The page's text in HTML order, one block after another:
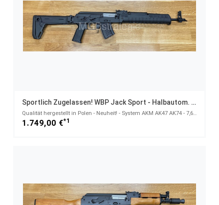
Sportlich Zugelassen! WBP Jack Sport - Halbautom. Büchse 7,62x39
Qualität hergestellt in Polen - Neuheit! - System AKM AK47 AK74 - 7,62x39
1.749,00 €*1